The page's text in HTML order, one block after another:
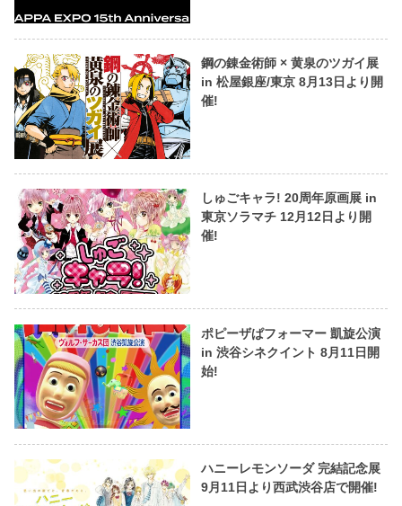
鋼の錬金術師 × 黄泉のツガイ展
in 松屋銀座/東京 8月13日より開
催!
しゅごキャラ! 20周年原画展 in
東京ソラマチ 12月12日より開
催!
ポピーザぱフォーマー 凱旋公演
in 渋谷シネクイント 8月11日開
始!
ハニーレモンソーダ 完結記念展
9月11日より西武渋谷店で開催!